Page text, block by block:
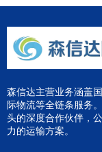
森信达主营业务涵盖
际物流等全链条服务
头的深度合作伙伴，
力的运输方案。